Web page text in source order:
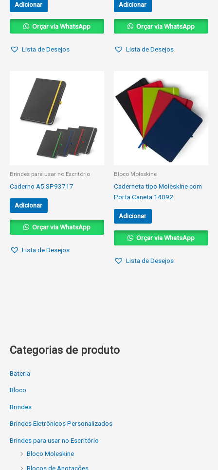
Categorias de produto
Bateria
Bloco
Brindes
Brindes Eletrônicos Personalizados
Brindes para usar no Escritório
Bloco Moleskine
Blocos de Anotações
Adicionar
Orçar via WhatsApp
Lista de Desejos
Adicionar
Orçar via WhatsApp
Lista de Desejos
Brindes para usar no Escritório
Caderno A5 SP93717
Adicionar
Orçar via WhatsApp
Lista de Desejos
Bloco Moleskine
Caderneta tipo Moleskine com
Porta Caneta 14092
Adicionar
Orçar via WhatsApp
Lista de Desejos